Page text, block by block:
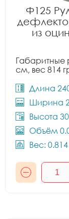
Ф125
из
Габаритные
см, вес 814
Длина
Ширина
Высота
Объём
Вес: 0.814